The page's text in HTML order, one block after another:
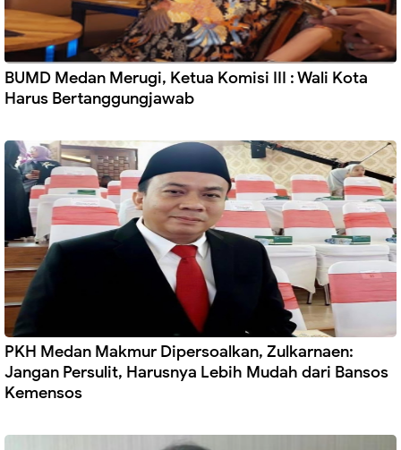
BUMD Medan Merugi, Ketua Komisi III : Wali Kota
Harus Bertanggungjawab
PKH Medan Makmur Dipersoalkan, Zulkarnaen:
Jangan Persulit, Harusnya Lebih Mudah dari Bansos
Kemensos